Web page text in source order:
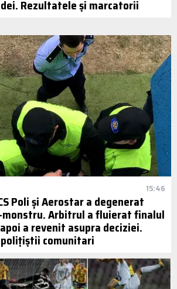
Rezultatele și marcatorii
15:46
Poli și Aerostar a degenerat
Arbitrul a fluierat finalul
a revenit asupra deciziei.
comunitari